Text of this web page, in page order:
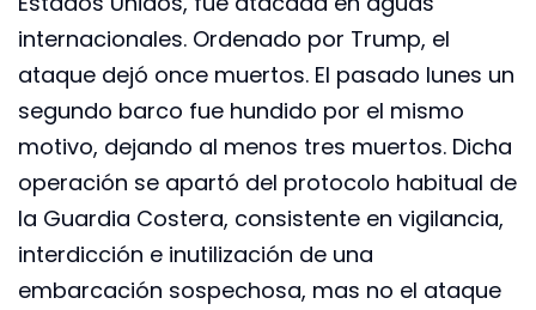
internacionales. Ordenado por Trump, el
ataque dejó once muertos. El pasado lunes un
segundo barco fue hundido por el mismo
motivo, dejando al menos tres muertos. Dicha
operación se apartó del protocolo habitual de
la Guardia Costera, consistente en vigilancia,
interdicción e inutilización de una
embarcación sospechosa, mas no el ataque